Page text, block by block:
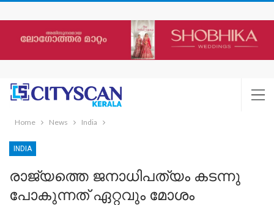
Home News India
INDIA
രാജ്യത്തെ ജനാധിപത്യം കടന്നു
പോകുന്നത് ഏറ്റവും മോശം